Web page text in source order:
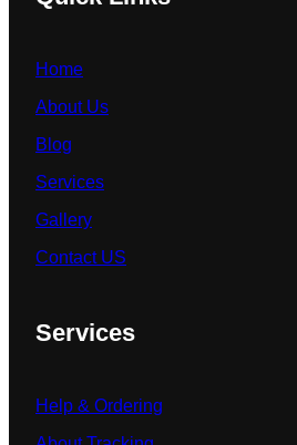
Home
About Us
Blog
Services
Gallery
Contact US
Services
Help & Ordering